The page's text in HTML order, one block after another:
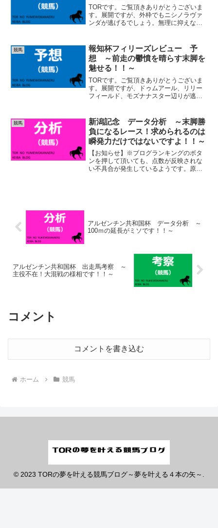
TORです。ご覧頂きありがとうございま
す。展開ですが、外枠でもニシノラヴァ
ンダが逃げるでしょう。無理に抑えない
ントゥビーは先行、レイユール、ホウオ
ウガイア、ジャルディニ...
競馬
報知杯フィリーズレビュー 予
想 ～前走の鬱憤を晴らす末脚を
魅せる！！～
TORです。ご覧頂きありがとうございま
す。展開ですが、ドゥムアール、リリー
フィールド、モズナナスター辺りが逃げ
れば、控える形をとると思います。ショ
ウナンザナドゥは距離を...
競馬
新潟記念 データ分析 ～末脚勝
負になるレース！求められるのは
瞬発力だけではないですよ！！～
【お知らせ】※ブログランキングのボタ
ンを押して頂いても、点数が反映されな
い不具合が発生しているようです。原因
アルゼンチン共和国杯 データ分析 ～
100ｍの延長がミソです！！～
アルゼンチン共和国杯 出走馬考察 ～
主役不在！大混戦の様相です！！～
コメント
コメントを書き込む
ホーム 競馬
© 2023 TORの夢を叶える競馬ブログ～夢を叶える４本の矢～.